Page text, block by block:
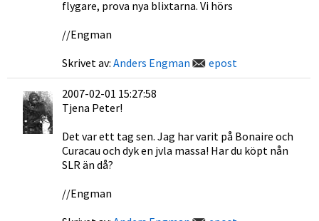
flygare, prova nya blixtarna. Vi hörs
//Engman
Skrivet av: Anders Engman epost
2007-02-01 15:27:58
Tjena Peter!
Det var ett tag sen. Jag har varit på Bonaire och
Curacau och dyk en jvla massa! Har du köpt nån
SLR än då?
//Engman